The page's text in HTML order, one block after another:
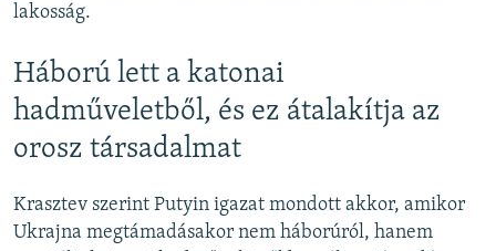
lakosság.
Háború lett a katonai
hadműveletből, és ez átalakítja az
orosz társadalmat
Krasztev szerint Putyin igazat mondott akkor, amikor
Ukrajna megtámadásakor nem háborúról, hanem